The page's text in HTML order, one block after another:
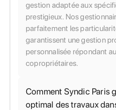
gestion adaptée aux
prestigieux. Nos
parfaitement les
garantissent une gestion
personnalisée répondant
copropriétaires.
Comment Syndic Paris
optimal des travaux